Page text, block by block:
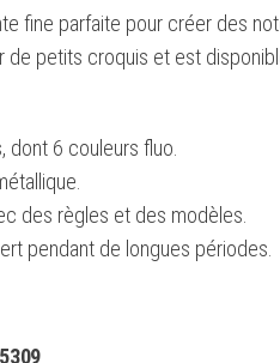
fine parfaite pour créer des
de petits croquis et est
dont 6 couleurs fluo.
des règles et des modèles.
pendant de longues périodes.